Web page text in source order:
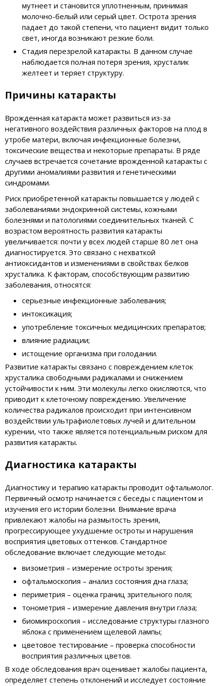
мутнеет и становится уплотненным, принимая
молочно-белый или серый цвет. Острота зрения
падает до такой степени, что пациент видит только
свет, иногда возникают резкие боли.
Стадия перезрелой катаракты. В данном случае
наблюдается полная потеря зрения, хрусталик
желтеет и теряет структуру.
Причины катаракты
Врожденная катаракта может развиться из-за
негативного воздействия различных факторов на плод в
утробе матери, включая инфекционные болезни,
токсические вещества и некоторые препараты. В ряде
случаев встречается сочетание врожденной катаракты с
другими аномалиями развития и генетическими
синдромами.
Риск приобретенной катаракты повышается у людей с
заболеваниями эндокринной системы, кожными
болезнями и патологиями соединительных тканей. С
возрастом вероятность развития катаракты
увеличивается: почти у всех людей старше 80 лет она
диагностируется. Это связано с нехваткой
антиоксидантов и изменениями в свойствах белков
хрусталика. К факторам, способствующим развитию
заболевания, относятся:
серьезные инфекционные заболевания;
интоксикация;
употребление токсичных медицинских препаратов;
влияние радиации;
истощение организма при голодании.
Развитие катаракты связано с повреждением клеток
хрусталика свободными радикалами и снижением
устойчивости к ним. Эти молекулы легко окисляются, что
приводит к клеточному повреждению. Увеличение
количества радикалов происходит при интенсивном
воздействии ультрафиолетовых лучей и длительном
курении, что также является потенциальным риском для
развития катаракты.
Диагностика катаракты
Диагностику и терапию катаракты проводит офтальмолог.
Первичный осмотр начинается с беседы с пациентом и
изучения его истории болезни. Внимание врача
привлекают жалобы на размытость зрения,
прогрессирующее ухудшение остроты и нарушения
восприятия цветовых оттенков. Стандартное
обследование включает следующие методы:
визометрия – измерение остроты зрения;
офтальмоскопия – анализ состояния дна глаза;
периметрия – оценка границ зрительного поля;
тонометрия – измерение давления внутри глаза;
биомикроскопия – исследование структуры глазного
яблока с применением щелевой лампы;
цветовое тестирование – проверка способности
восприятия различных цветов.
В ходе обследования врач оценивает жалобы пациента,
определяет степень отклонений и исследует состояние